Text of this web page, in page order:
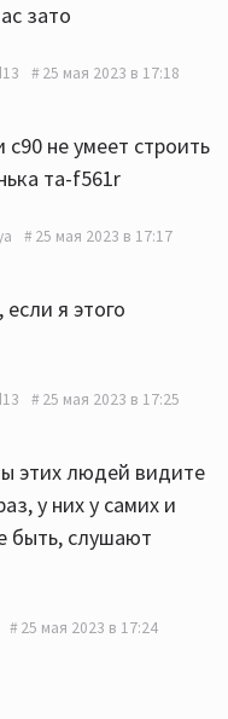
зато
25 мая 2023 в 17:18
не умеет строить
та-f561r
25 мая 2023 в 17:17
я этого
25 мая 2023 в 17:25
этих людей видите
у них у самих и
быть, слушают
25 мая 2023 в 17:24